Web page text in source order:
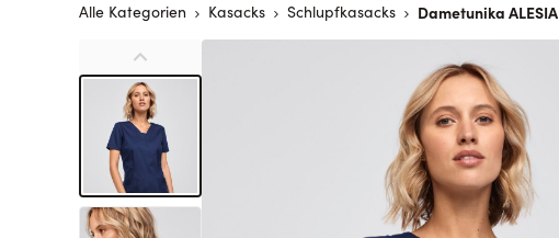
Alle Kategorien Kasacks Schlupfkasacks Dametunika ALESIA